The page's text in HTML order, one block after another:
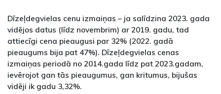
Dīzeļdegvielas cenu izmaiņas – ja salīdzina 2023. gada
vidējos datus (līdz novembrim) ar 2019. gadu, tad
attiecīgi cena pieaugusi par 32% (2022. gadā
pieaugums bija pat 47%). Dīzeļdegvielas cenas
izmaiņas periodā no 2014.gada līdz pat 2023.gadam,
ievērojot gan tās pieaugumus, gan kritumus, bijušas
vidēji ik gadu 3,32%.